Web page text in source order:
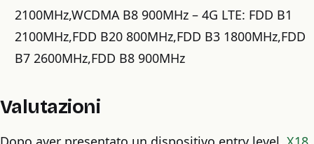
2100MHz,WCDMA B8 900MHz – 4G LTE: FDD B1
2100MHz,FDD B20 800MHz,FDD B3 1800MHz,FDD
B7 2600MHz,FDD B8 900MHz
Valutazioni